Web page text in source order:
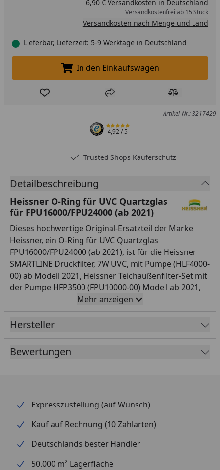
6,90 € Versandkosten in Deutschland
Versandkostenfrei ab 15 Stück
Versandkosten nach Menge und Land
Lieferbar, Lieferzeit: 5-9 Werktage in Deutschland
In den Einkaufswagen legen
In den Einkaufswagen
Produkt zur Wunschliste hinzufügen
Teilen Produkt
Artikel-Nr.: 3217429
4,92/ 5
Trusted Shops Käuferschutz
Detailbeschreibung
Heissner O-Ring für UVC Quartzglas
für FPU16000/FPU24000 (ab 2021)
Dieses hochwertige Original-Ersatzteil der Marke
Heissner, ein O-Ring für UVC Quartzglas
FPU16000/FPU24000 (ab 2021), ist für die Heissner
SMARTLINE Druckfilter, 7W UVC, mit Pumpe (HLF4000-
00) ab Modell 2021, Heissner Teichaußenfilter-Set mit
der Pumpe HFP3500 (FPU10000-00) Modell ab 2021,
Heissner Durchlauffilter-Set bis 16.000 Liter
(FPU16000-00) Modell ab 2021 und Heissner
Durchlauffilter-Set 24m³ - 24W UVC (FPU24000-00) ab
für diese Produkte.
Mehr anzeigen
Hersteller
Bewertungen
Expresszustellung (auf Wunsch)
Kauf auf Rechnung (10 Zahlarten)
Deutschlands bester Händler
50.000 m² Lagerfläche